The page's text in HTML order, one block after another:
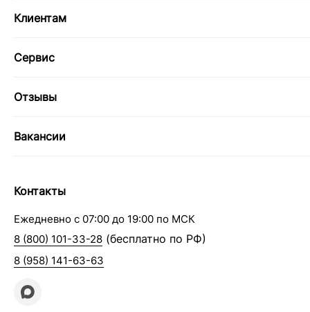
Клиентам
Сервис
Отзывы
Вакансии
Контакты
Ежедневно с 07:00 до 19:00 по МСК
8 (800) 101-33-28 (бесплатно по РФ)
8 (958) 141-63-63